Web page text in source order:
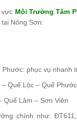
vực Môi Trường Tâm
Nông Sơn:
Phước: phục vụ nhanh
– Quế Lộc – Quế Phước
Quế Lâm – Sơn Viên
chính như: